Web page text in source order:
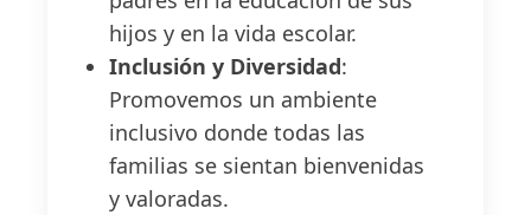
hijos y en la vida escolar.
Inclusión y Diversidad:
Promovemos un ambiente
inclusivo donde todas las
familias se sientan bienvenidas
y valoradas.